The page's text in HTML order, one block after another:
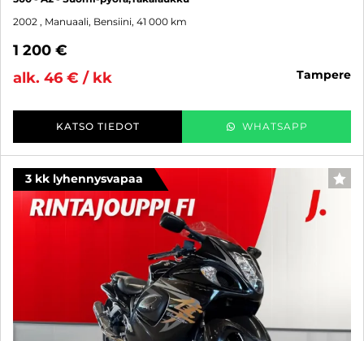
2002 , Manuaali, Bensiini, 41 000 km
1 200 €
alk. 46 € / kk
tampere
KATSO TIEDOT WHATSAPP
3 kk lyhennysvapaa